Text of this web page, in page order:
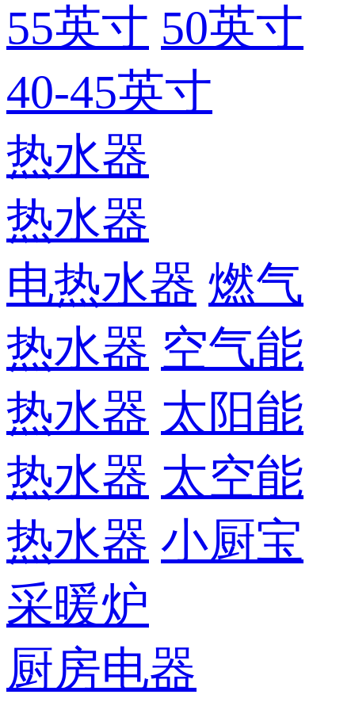
55英寸 50英寸
40-45英寸
热水器
热水器
电热水器 燃气
热水器 空气能
热水器 太阳能
热水器 太空能
热水器 小厨宝
采暖炉
厨房电器